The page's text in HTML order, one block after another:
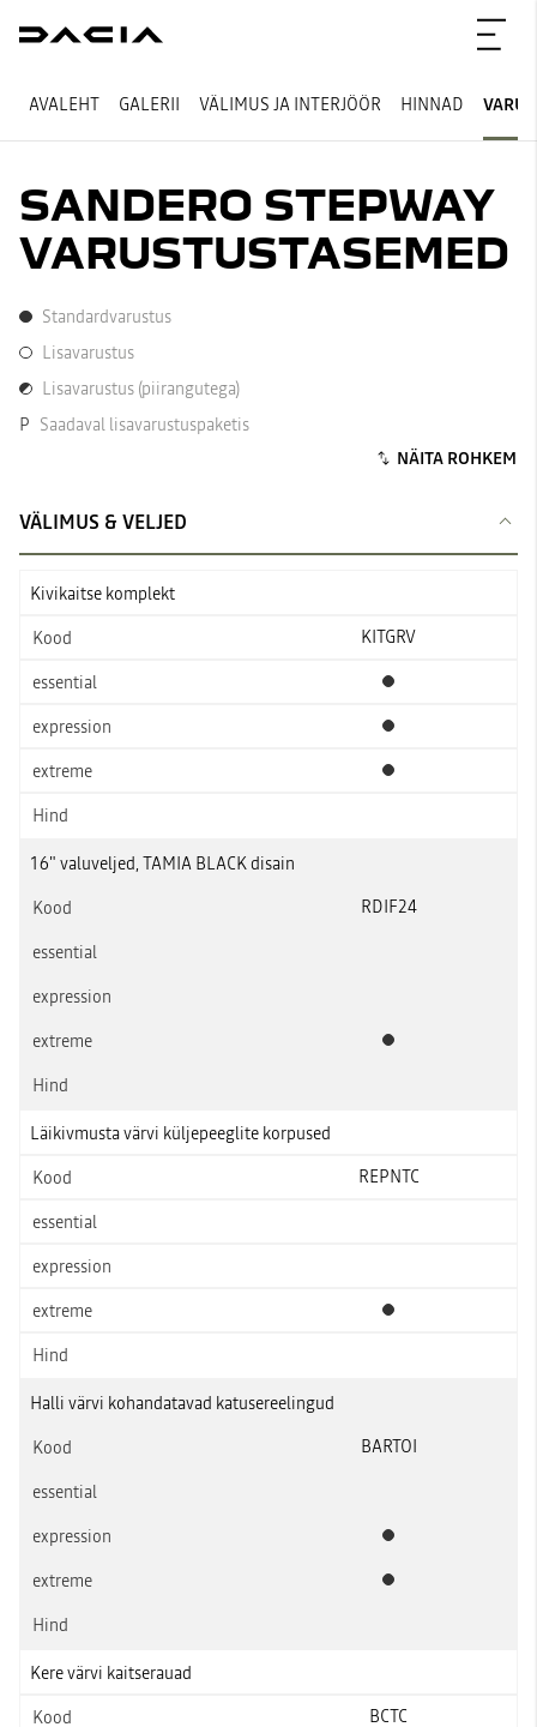
AVALEHT GALERII VÄLIMUS JA INTERJÖÖR HINNAD
SANDERO STEPWAY
VARUSTUSTASEMED
Standardvarustus
Standardvarustus
Lisavarustus
Lisavarustus
Lisavarustus (piirangutega)
Lisavarustus (piirangutega)
P Saadaval lisavarustuspaketis
VÄLIMUS & VELJED
Kivikaitse komplekt
KITGRV
Standardvarustus
Standardvarustus
Standardvarustus
16" valuveljed, TAMIA BLACK disain
RDIF24
Standardvarustus
Läikivmusta värvi küljepeeglite korpused
REPNTC
Standardvarustus
Halli värvi kohandatavad katusereelingud
BARTOI
Standardvarustus
Standardvarustus
Kere värvi kaitserauad
BCTC